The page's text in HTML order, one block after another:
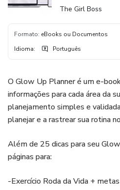
The Girl Boss
Formato: eBooks ou Documentos
Idioma: Português
O Glow Up Planner é um e-
informações para cada área da
planejamento simples e
planejar e a rastrear sua rotina
Além de 25 dicas para seu
páginas para:
-Exercício Roda da Vida + metas